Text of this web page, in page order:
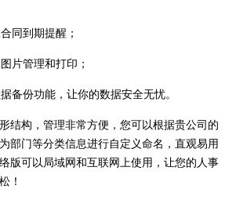
到期提醒；
管理和打印；
份功能，让你的数据安全无忧。
构，管理非常方便，您可以根据贵公司的
部门等分类信息进行自定义命名，直观易用
版可以局域网和互联网上使用，让您的人事
！